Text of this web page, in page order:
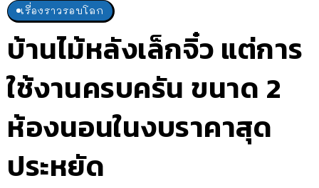
เรื่องราวรอบโลก
บ้านไม้หลังเล็กจิ๋ว แต่การ
ใช้งานครบครัน ขนาด 2
ห้องนอนในงบราคาสุด
ประหยัด